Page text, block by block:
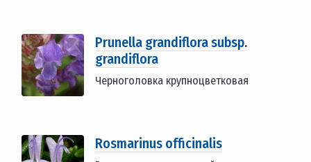
Prunella grandiflora subsp.
grandiflora
Черноголовка крупноцветковая
Rosmarinus officinalis